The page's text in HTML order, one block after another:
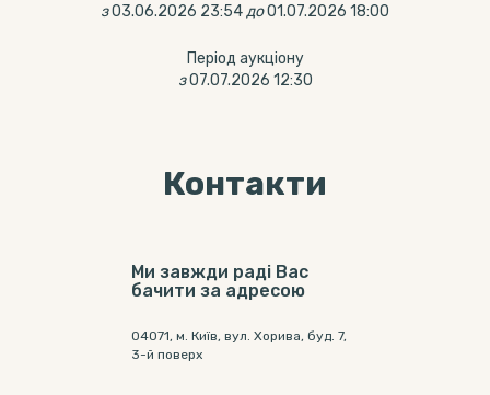
з03.06.2026 23:54до01.07.2026 18:00
Період аукціону
з 07.07.2026 12:30
Контакти
Ми завжди раді Вас
бачити за адресою
04071, м. Київ, вул. Хорива, буд. 7,
3-й поверх